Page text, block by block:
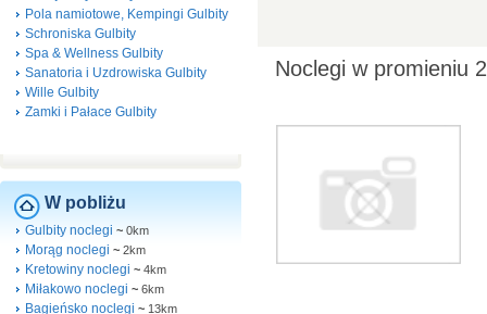
Pola namiotowe, Kempingi Gulbity
Schroniska Gulbity
Spa & Wellness Gulbity
Sanatoria i Uzdrowiska Gulbity
Wille Gulbity
Zamki i Pałace Gulbity
W pobliżu
Gulbity noclegi ~ 0km
Morąg noclegi ~ 2km
Kretowiny noclegi ~ 4km
Miłakowo noclegi ~ 6km
Bagieńsko noclegi ~ 13km
Noclegi w promieniu